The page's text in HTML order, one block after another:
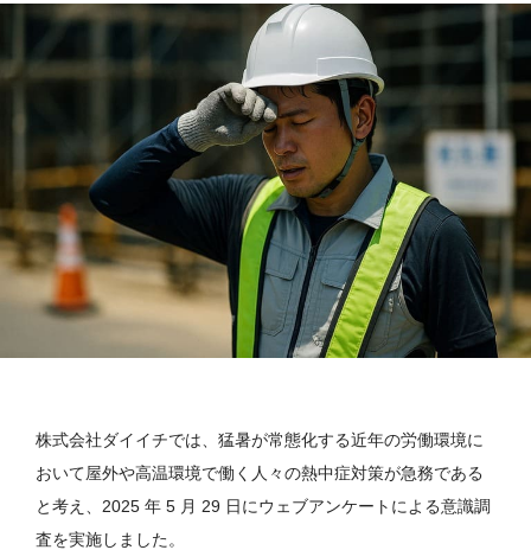
株式会社ダイイチでは、猛暑が常態化する近年の労働環境に
おいて屋外や高温環境で働く人々の熱中症対策が急務である
と考え、2025 年 5 月 29 日にウェブアンケートによる意識調
査を実施しました。